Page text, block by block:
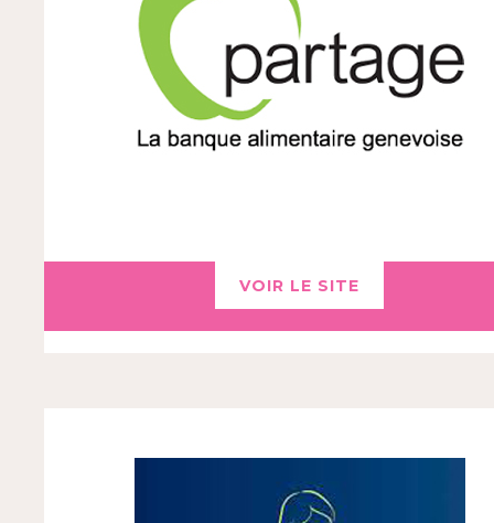
VOIR LE SITE